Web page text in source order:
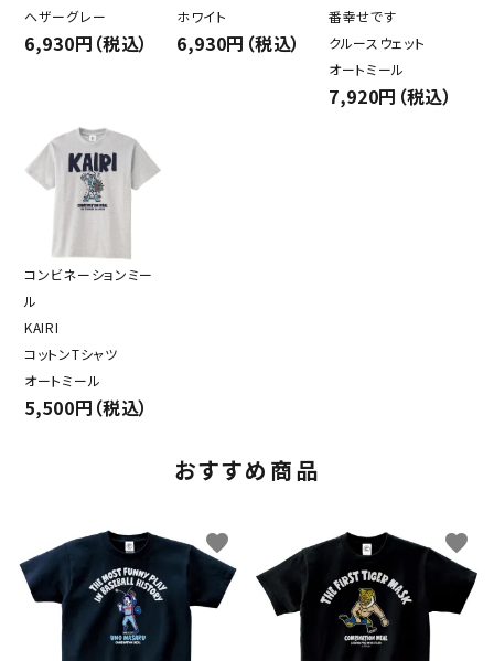
ヘザーグレー
6,930円（税込）
ホワイト
6,930円（税込）
番幸せです
クルースウェット
オートミール
7,920円（税込）
コンビネーションミー
ル
KAIRI
コットンTシャツ
オートミール
5,500円（税込）
おすすめ商品
favorite favorite